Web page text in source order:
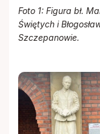
Foto 1: Figura bł.
Świętych i
Szczepanowie.